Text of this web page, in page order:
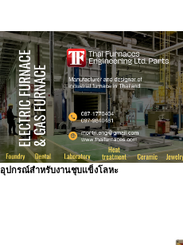
อุปกรณ์สำหรับงานชุบแข็งโลหะ